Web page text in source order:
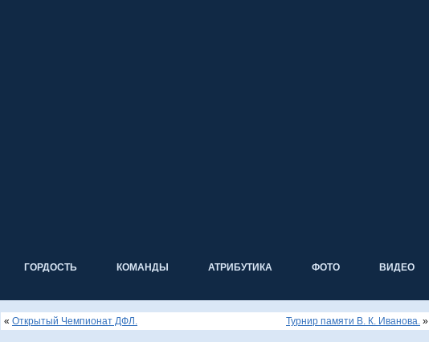
ГОРДОСТЬ КОМАНДЫ АТРИБУТИКА ФОТО ВИДЕО
« Открытый Чемпионат ДФЛ. Турнир памяти В. К. Иванова. »